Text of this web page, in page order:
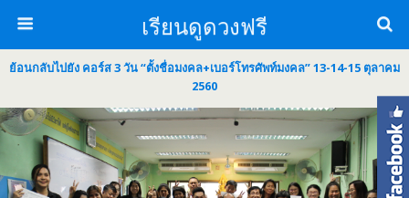
เรียนดูดวงฟรี
ย้อนกลับไปยัง คอร์ส 3 วัน “ตั้งชื่อมงคล+เบอร์โทรศัพท์มงคล” 13-14-15 ตุลาคม
2560